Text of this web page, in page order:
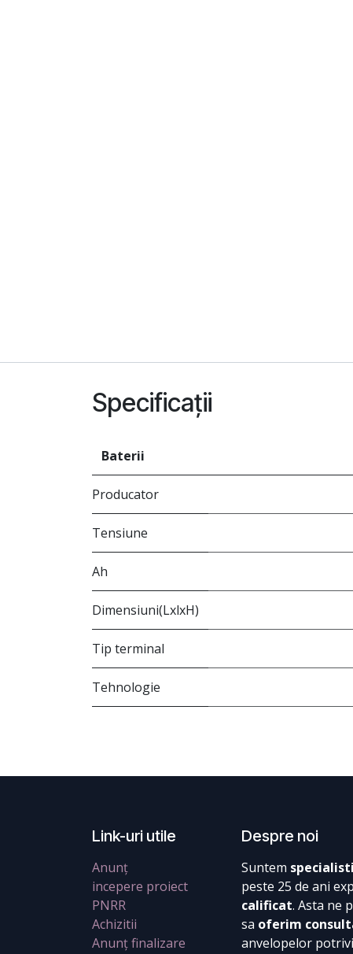
Specificații
Baterii
Producator
Tensiune
Ah
Dimensiuni(LxlxH)
Tip terminal
Tehnologie
Link-uri utile
Anunț
incepere proiect
PNRR
Achizitii
Anunț finalizare
Despre noi
Suntem
peste 25 de ani
calificat. Asta ne
sa oferim
anvelopelor